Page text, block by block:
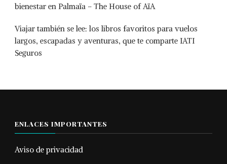
bienestar en Palmaïa – The House of AïA
Viajar también se lee: los libros favoritos para vuelos
largos, escapadas y aventuras, que te comparte IATI
Seguros
ENLACES IMPORTANTES
Aviso de privacidad